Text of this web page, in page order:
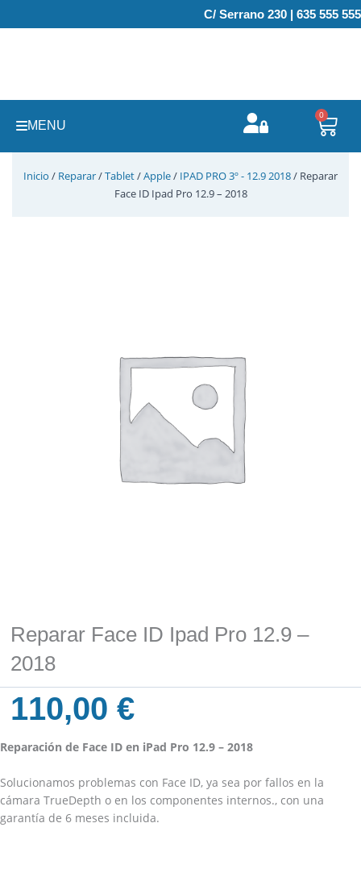
al
C/ Serrano 230 | 635 555 555
MENU
0
Inicio / Reparar/Tablet/Apple/ IPAD PRO 3º - 12.9 2018/ Reparar
Face ID Ipad Pro 12.9 – 2018
Reparar Face ID Ipad Pro 12.9 –
2018
110,00€
Reparación de Face ID en iPad Pro 12.9 – 2018
Solucionamos problemas con Face ID, ya sea por fallos en la
cámara TrueDepth o en los componentes internos., con una
garantía de 6 meses incluida.